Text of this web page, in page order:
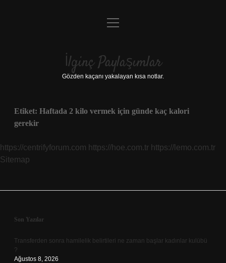
Anasayfa
Yasal Uyarı
menüyü
İlginç Paylaşımlar
Gözden kaçanı yakalayan kısa notlar.
Etiket: Haftada 2 kilo vermek için günde kaç kalori
gerekir
https://centrifyforum.com https://hoe.com.tr https://lemo.com.tr
Sitemap
Sidebar
Son Yazılar
Transferden sonra hamilelik belirtileri ne zaman başlar kadınlar kulübü
?
Ağustos 8, 2026